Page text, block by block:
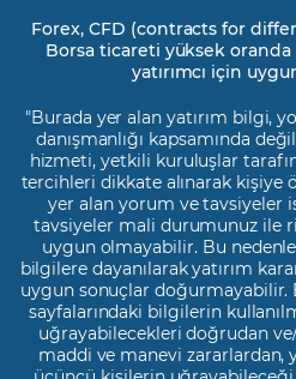
Forex, CFD (contracts for
Borsa ticareti yüksek
yatırımcı için
"Burada yer alan yatırım bilgi,
danışmanlığı kapsamında
hizmeti, yetkili kuruluşlar
tercihleri dikkate alınarak kişiye
yer alan yorum ve tavsiyeler
tavsiyeler mali durumunuz ile
uygun olmayabilir. Bu
bilgilere dayanılarak yatırım
uygun sonuçlar doğurmayabilir.
sayfalarındaki bilgilerin
uğrayabilecekleri doğrudan
maddi ve manevi zararlardan,